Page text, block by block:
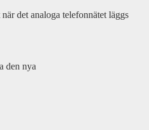
det analoga telefonnätet läggs
den nya